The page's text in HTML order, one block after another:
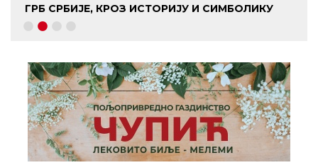
ГРБ СРБИЈЕ, КРОЗ ИСТОРИЈУ И СИМБОЛИКУ